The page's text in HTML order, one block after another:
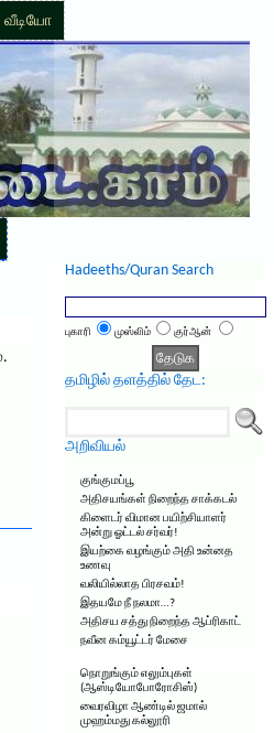
வீடியோ
Hadeeths/Quran Search
புகாரி முஸ்லிம் குர்ஆன்
தமிழில் தளத்தில் தேட:
அறிவியல்
குங்குமப்பூ
அதிசயங்கள் நிறைந்த சாக்கடல்
கிளைடர் விமான பயிற்சியாளர்
அன்று ஓட்டல் சர்வர்!
இயற்கை வழங்கும் அதி உன்னத
உணவு
வலியில்லாத பிரசவம்!
இதயமே நீ நலமா…?
அதிசய சத்து நிறைந்த ஆப்ரிகாட்
நவீன கம்யூட்டர் மேசை
நொறுங்கும் எலும்புகள்
(ஆஸ்டியோபோரோசிஸ்)
வைரவிழா ஆண்டில் ஜமால்
முஹம்மது கல்லூரி